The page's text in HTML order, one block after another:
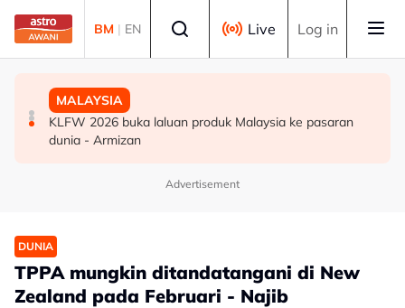
Skip to main content
BM | EN Live Log in
SUKAN
Era berakhir: John Cena beri penghormatan kepada AJ
Styles, Brock Lesnar
DUNIA
Gelombang haba: Rakyat Britain tidur di dapur, ambil
cuti
MALAYSIA
KLFW 2026 buka laluan produk Malaysia ke pasaran
dunia - Armizan
Advertisement
DUNIA
TPPA mungkin ditandatangani di New
Zealand pada Februari - Najib